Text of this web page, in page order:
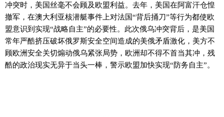
冲突时，美国丝毫不会顾及欧盟利益。去年，美国在阿富汗仓惶
撤军，在澳大利亚核潜艇事件上对法国“背后捅刀”等行为都使欧
盟意识到实现“战略自主”的必要性。此次俄乌冲突背后，是美国
常年严酷挤压破坏俄罗斯安全空间造成的美俄矛盾激化，美方不
顾欧洲安全关切煽动俄乌紧张局势，欧洲却不得不首当其冲，残
酷的政治现实无异于当头一棒，警示欧盟加快实现“防务自主”。